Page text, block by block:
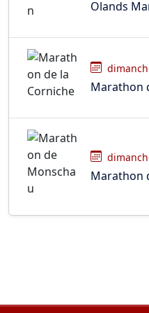
Olands
Marathon
Marathon